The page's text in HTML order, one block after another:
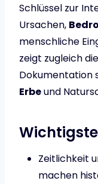
Schlüssel zur
Ursachen,
menschliche
zeigt zugleich die
Dokumentation
Erbeund
Zeitlichkeit
machen